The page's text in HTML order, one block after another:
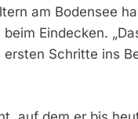
am Bodensee
Eindecken.
Schritte ins